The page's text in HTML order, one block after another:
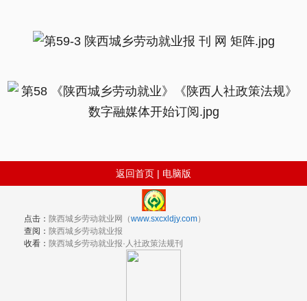
返回首页 | 电脑版
点击： 陕西城乡劳动就业网（www.sxcxldjy.com）
查阅： 陕西城乡劳动就业报
收看： 陕西城乡劳动就业报·人社政策法规刊